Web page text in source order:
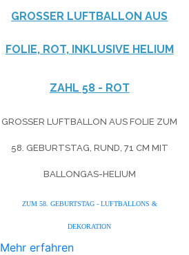
GROSSER LUFTBALLON AUS F
OLIE, ROT, INKLUSIVE HELIUM
ZAHL 58 - ROT
GROSSER LUFTBALLON AUS FOLIE ZUM 5
8. GEBURTSTAG, RUND, 71 CM MIT B
ALLONGAS-HELIUM
ZUM 58. GEBURTSTAG - LUFTBALLONS &
DEKORATION
Mehr erfahren